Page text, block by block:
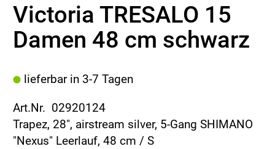
Victoria TRESALO 15
Damen 48 cm schwarz
lieferbar in 3-7 Tagen
Art.Nr. 02920124
Trapez, 28", airstream silver, 5-Gang SHIMANO
"Nexus" Leerlauf, 48 cm / S